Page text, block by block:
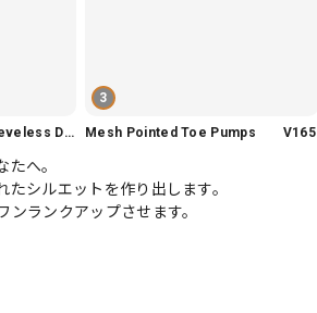
Round Neck Tiered Sleeveless Dress V2290
3
Mesh Pointed Toe Pumps V165
へ。
シルエットを作り出します。
ランクアップさせます。